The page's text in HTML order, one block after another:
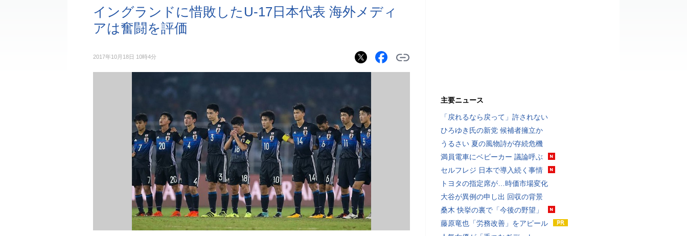
イングランドに惜敗したU-17日本代表 海外メディ
アは奮闘を評価
2017年10月18日 10時4分
主要ニュース
「戻れるなら戻って」許されない
ひろゆき氏の新党 候補者擁立か
うるさい 夏の風物詩が存続危機
満員電車にベビーカー 議論呼ぶ
セルフレジ 日本で導入続く事情
トヨタの指定席が…時価市場変化
大谷が異例の申し出 回収の背景
桑木 快挙の裏で「今後の野望」
藤原竜也「労務改善」をアピール